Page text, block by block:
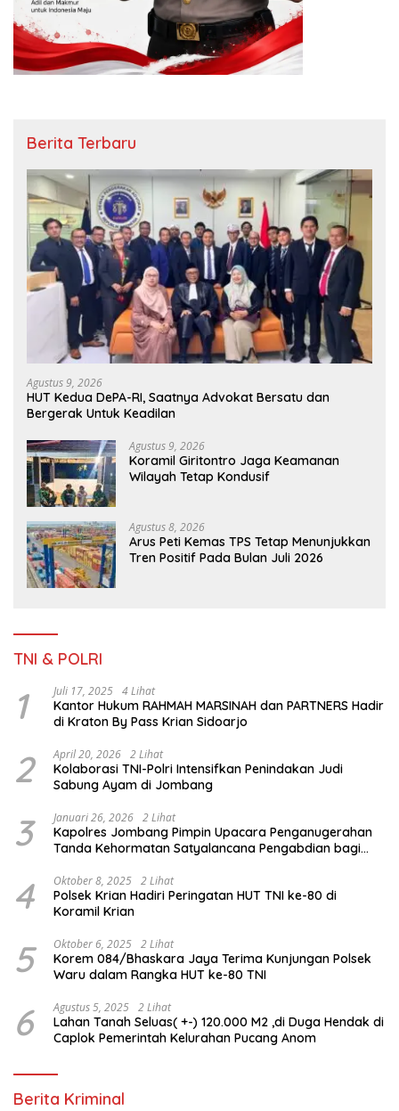
Berita Terbaru
Agustus 9, 2026
HUT Kedua DePA-RI, Saatnya Advokat Bersatu dan
Bergerak Untuk Keadilan
Agustus 9, 2026
Koramil Giritontro Jaga Keamanan
Wilayah Tetap Kondusif
Agustus 8, 2026
Arus Peti Kemas TPS Tetap Menunjukkan
Tren Positif Pada Bulan Juli 2026
TNI & POLRI
1 Juli 17, 2025 4 Lihat
Kantor Hukum RAHMAH MARSINAH dan PARTNERS Hadir
di Kraton By Pass Krian Sidoarjo
2 April 20, 2026 2 Lihat
Kolaborasi TNI-Polri Intensifkan Penindakan Judi
Sabung Ayam di Jombang
3 Januari 26, 2026 2 Lihat
Kapolres Jombang Pimpin Upacara Penganugerahan
Tanda Kehormatan Satyalancana Pengabdian bagi
4 Oktober 8, 2025 2 Lihat
Polsek Krian Hadiri Peringatan HUT TNI ke-80 di
Koramil Krian
5 Oktober 6, 2025 2 Lihat
Korem 084/Bhaskara Jaya Terima Kunjungan Polsek
6 Agustus 5, 2025 2 Lihat
Lahan Tanah Seluas( +-) 120.000 M2 ,di Duga Hendak di
Caplok Pemerintah Kelurahan Pucang Anom
Berita Kriminal